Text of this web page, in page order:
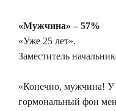
«Мужчина» – 57%
«Уже 25 лет».
Заместитель
«Конечно, мужчина!
гормональный фон